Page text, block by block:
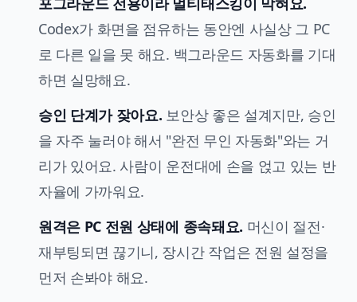
Codex가 화면을 점유하는 동안엔 사실상 그 PC
로 다른 일을 못 해요. 백그라운드 자동화를 기대
하면 실망해요.
승인 단계가 잦아요. 보안상 좋은 설계지만, 승인
을 자주 눌러야 해서 "완전 무인 자동화"와는 거
리가 있어요. 사람이 운전대에 손을 얹고 있는 반
자율에 가까워요.
원격은 PC 전원 상태에 종속돼요. 머신이 절전·
재부팅되면 끊기니, 장시간 작업은 전원 설정을
먼저 손봐야 해요.